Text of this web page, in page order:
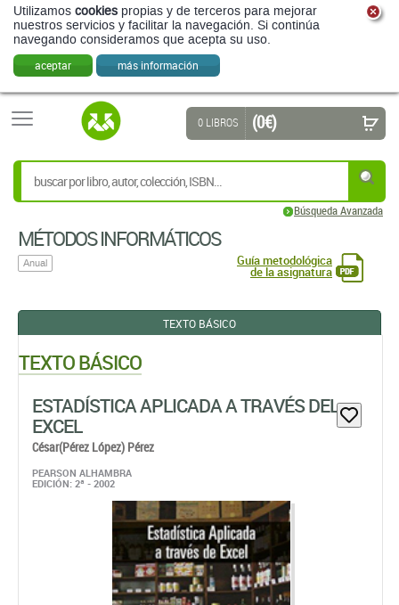
Utilizamos cookies propias y de terceros para mejorar
nuestros servicios y facilitar la navegación. Si continúa
navegando consideramos que acepta su uso.
aceptar más información
Búsqueda Avanzada
0 LIBROS (0 €)
MÉTODOS INFORMÁTICOS
Anual Guía metodológica
de la asignatura
TEXTO BÁSICO
TEXTO BÁSICO
ESTADÍSTICA APLICADA A TRAVÉS DEL
EXCEL
César(Pérez López) Pérez
PEARSON ALHAMBRA
EDICIÓN: 2ª - 2002